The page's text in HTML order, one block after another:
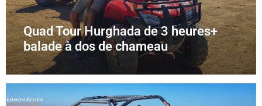
Quad Tour Hurghada de 3 heures+
balade à dos de chameau